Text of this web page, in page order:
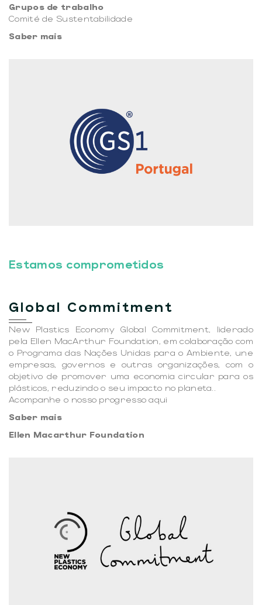
Grupos de trabalho
Comité de Sustentabilidade
Saber mais
Estamos comprometidos
Global Commitment
New Plastics Economy Global Commitment, liderado
pela Ellen MacArthur Foundation, em colaboração com
o Programa das Nações Unidas para o Ambiente, une
empresas, governos e outras organizações, com o
objetivo de promover uma economia circular para os
plásticos, reduzindo o seu impacto no planeta..
Acompanhe o nosso progressoaqui
Saber mais
Ellen Macarthur Foundation